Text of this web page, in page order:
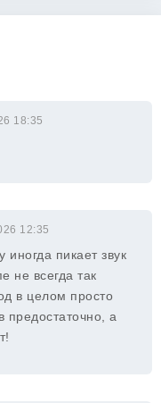
18:35
12:35
пикает звук
не всегда так
в целом просто
предостаточно, а